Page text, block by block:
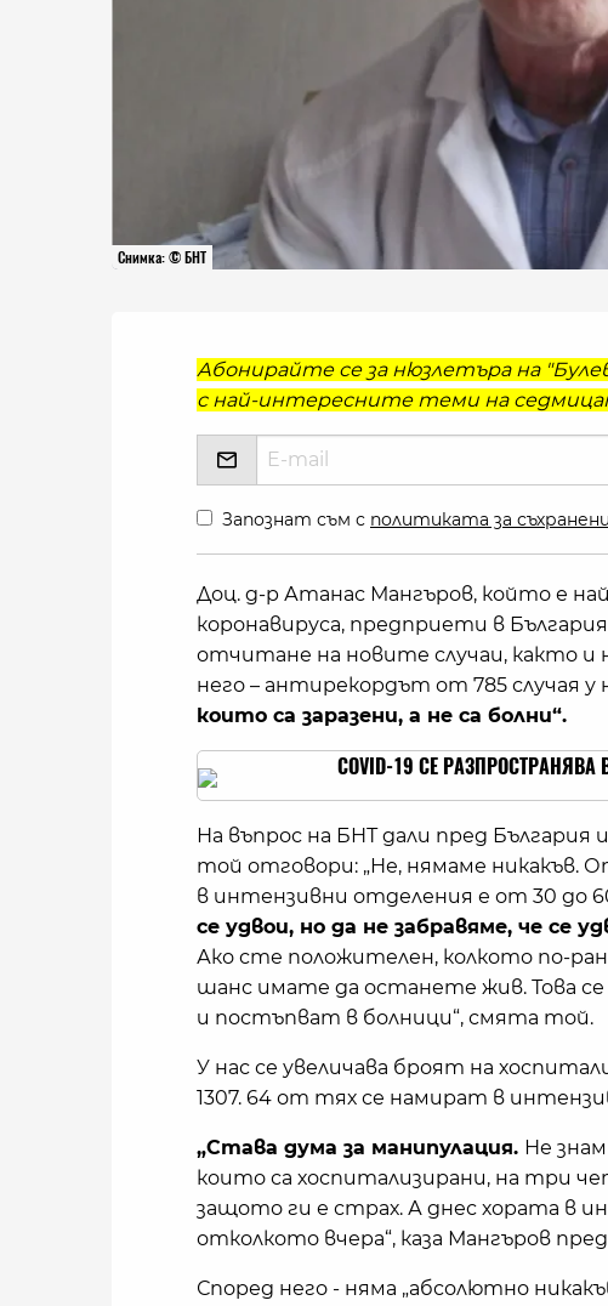
Снимка: © БНТ
Абонирайте се за нюзлетъра на
с най-интересните теми на
Запознат съм с политиката за
Доц. д-р Атанас Мангъров, който е
коронавируса, предприети в
отчитане на новите случаи, както и
него – антирекордът от 785 случая у
които са заразени, а не са болни“.
COVID-19 СЕ
На въпрос на БНТ дали пред България
той отговори: „Не, нямаме никакъв.
в интензивни отделения е от 30 до
се удвои, но да не забравяме, че се
Ако сте положителен, колкото по-
шанс имате да останете жив. Това
и постъпват в болници“, смята той.
У нас се увеличава броят на
1307. 64 от тях се намират в
„Става дума за манипулация. Не
които са хоспитализирани, на три
защото ги е страх. А днес хората в
отколкото вчера“, каза Мангъров
Според него - няма „абсолютно